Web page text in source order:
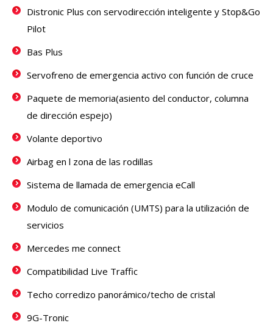
Distronic Plus con servodirección inteligente y Stop&Go
Pilot
Bas Plus
Servofreno de emergencia activo con función de cruce
Paquete de memoria(asiento del conductor, columna
de dirección espejo)
Volante deportivo
Airbag en l zona de las rodillas
Sistema de llamada de emergencia eCall
Modulo de comunicación (UMTS) para la utilización de
servicios
Mercedes me connect
Compatibilidad Live Traffic
Techo corredizo panorámico/techo de cristal
9G-Tronic